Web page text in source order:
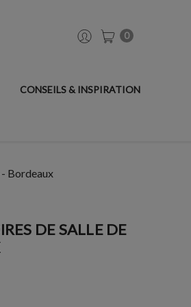
0
CONSEILS & INSPIRATION
Bordeaux
DE SALLE DE